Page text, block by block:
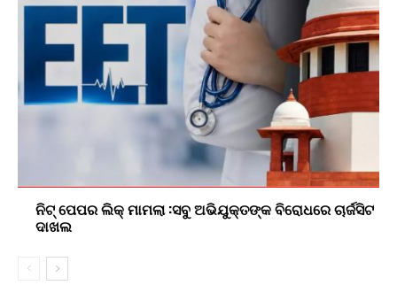
ନିଟ୍ ପେପର ଲିକ୍ ମାମଲା :ସବୁ ଅଭିଯୁକ୍ତଙ୍କ ବିରୋଧରେ ଚାର୍ଜସିଟ
ଦାଖଲ